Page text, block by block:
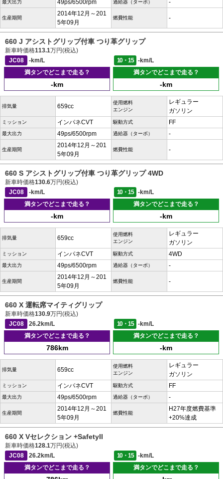
最大出力 49ps/6500rpm 過給器（ターボ） -
生産期間
2014年12月～201
5年09月
燃費性能 -
660 J アシストグリップ付車 つり革グリップ
新車時価格113.1万円(税込)
JC08
-km/L 10・15
-km/L
満タンでどこまで走る？
-km
満タンでどこまで走る？
-km
排気量 659cc
使用燃料
エンジン
レギュラー
ガソリン
ミッション インパネCVT 駆動方式 FF
最大出力 49ps/6500rpm 過給器（ターボ） -
生産期間
2014年12月～201
5年09月
燃費性能 -
660 S アシストグリップ付車 つり革グリップ 4WD
新車時価格130.6万円(税込)
JC08
-km/L 10・15
-km/L
満タンでどこまで走る？
-km
満タンでどこまで走る？
-km
排気量 659cc
使用燃料
エンジン
レギュラー
ガソリン
ミッション インパネCVT 駆動方式 4WD
最大出力 49ps/6500rpm 過給器（ターボ） -
生産期間
2014年12月～201
5年09月
燃費性能 -
660 X 運転席マイティグリップ
新車時価格130.9万円(税込)
JC08
26.2km/L 10・15
-km/L
満タンでどこまで走る？
786km
満タンでどこまで走る？
-km
排気量 659cc
使用燃料
エンジン
レギュラー
ガソリン
ミッション インパネCVT 駆動方式 FF
最大出力 49ps/6500rpm 過給器（ターボ） -
生産期間
2014年12月～201
5年09月
燃費性能
H27年度燃費基準
+20%達成
660 X Vセレクション +SafetyII
新車時価格128.1万円(税込)
JC08
26.2km/L 10・15
-km/L
満タンでどこまで走る？
満タンでどこまで走る？